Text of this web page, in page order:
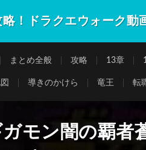
！ドラクエウォーク動
まとめ全般 攻略 13章
導きのかけら 竜王 転
ガモン闇の覇